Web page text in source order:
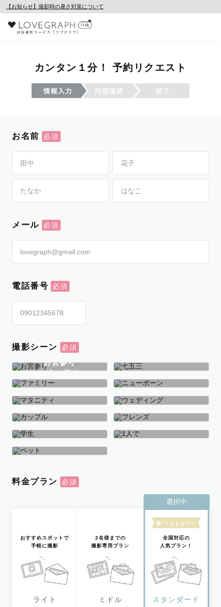
【お知らせ】撮影時の暑さ対策について
カンタン１分！ 予約リクエスト
お名前
メール
電話番号
撮影シーン
お宮参り
お食い初め
七五三
ファミリー ニューボーン
マタニティ ウェディング
カップル フレンズ
学生
料金プラン
おすすめスポットで
手軽に撮影
ライト
2名様までの
撮影専用プラン
ミドル
選択中
ベストセラー
全国対応の
人気プラン！
スタンダード